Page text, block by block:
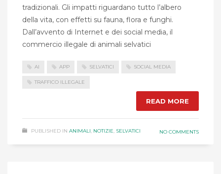
tradizionali. Gli impatti riguardano tutto l’albero
della vita, con effetti su fauna, flora e funghi.
Dall’avvento di Internet e dei social media, il
commercio illegale di animali selvatici
AI APP SELVATICI SOCIAL MEDIA
TRAFFICO ILLEGALE
READ MORE
PUBLISHED IN ANIMALI, NOTIZIE, SELVATICI NO COMMENTS